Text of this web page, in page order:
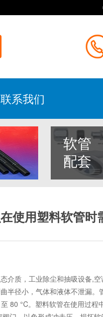
联系我们
软管
配套
使用塑料软管时
介质，工业除尘和抽吸设备,
半径小，气体和液体不泄漏。
80 °C。塑料软管在使用过程